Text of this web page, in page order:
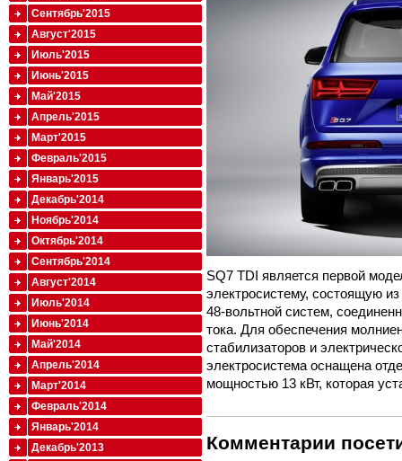
SQ7 TDI является первой
электросистему, состоящую
48-вольтной систем,
тока. Для обеспечения
стабилизаторов и
электросистема оснащена
мощностью 13 кВт, которая
Комментарии
Сентябрь'2015
Август'2015
Июль'2015
Июнь'2015
Май'2015
Апрель'2015
Март'2015
Февраль'2015
Январь'2015
Декабрь'2014
Ноябрь'2014
Октябрь'2014
Сентябрь'2014
Август'2014
Июль'2014
Июнь'2014
Май'2014
Апрель'2014
Март'2014
Февраль'2014
Январь'2014
Декабрь'2013